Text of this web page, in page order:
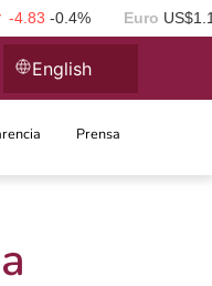
-4.83 -0.4% Euro
English
Prensa